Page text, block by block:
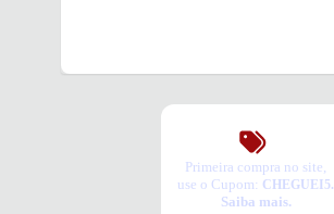
Primeira compra no site,
use o Cupom: CHEGUEI5.
Saiba mais.